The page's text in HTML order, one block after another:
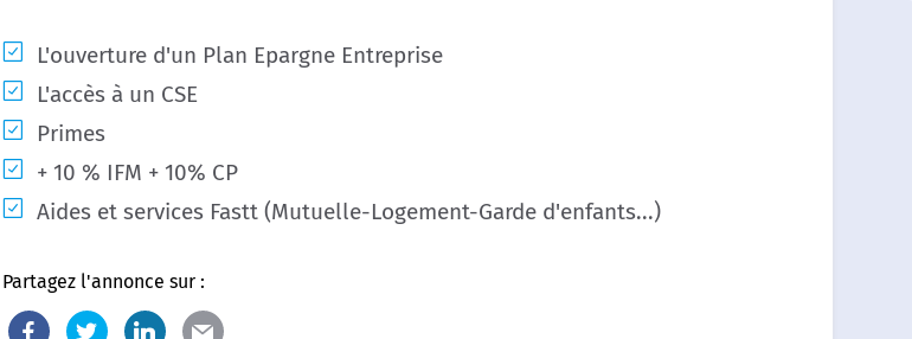
L'ouverture d'un Plan Epargne Entreprise
L'accès à un CSE
Primes
+ 10 % IFM + 10% CP
Aides et services Fastt (Mutuelle-Logement-Garde d'enfants...)
Partagez l'annonce sur :